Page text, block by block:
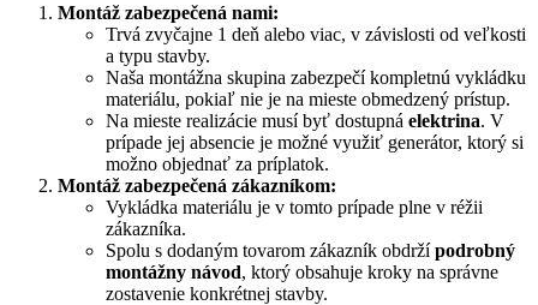
Montáž zabezpečená nami:
Trvá zvyčajne 1 deň alebo viac, v závislosti od veľkosti
a typu stavby.
Naša montážna skupina zabezpečí kompletnú vykládku
materiálu, pokiaľ nie je na mieste obmedzený prístup.
Na mieste realizácie musí byť dostupná elektrina. V
prípade jej absencie je možné využiť generátor, ktorý si
možno objednať za príplatok.
Montáž zabezpečená zákazníkom:
Vykládka materiálu je v tomto prípade plne v réžii
zákazníka.
Spolu s dodaným tovarom zákazník obdržípodrobný
montážny návod, ktorý obsahuje kroky na správne
zostavenie konkrétnej stavby.